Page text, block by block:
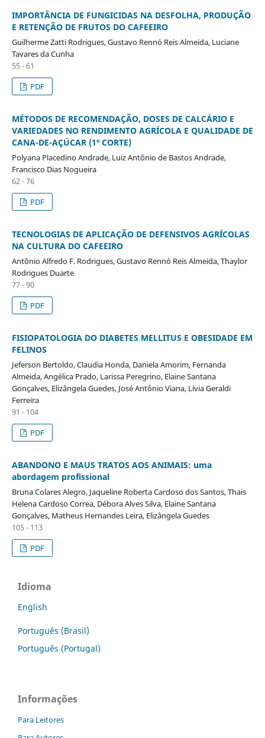
IMPORTÂNCIA DE FUNGICIDAS NA DESFOLHA, PRODUÇÃO
E RETENÇÃO DE FRUTOS DO CAFEEIRO
Guilherme Zatti Rodrigues, Gustavo Rennó Reis Almeida, Luciane
Tavares da Cunha
55 - 61
PDF
MÉTODOS DE RECOMENDAÇÃO, DOSES DE CALCÁRIO E
VARIEDADES NO RENDIMENTO AGRÍCOLA E QUALIDADE DE
CANA-DE-AÇÚCAR (1º CORTE)
Polyana Placedino Andrade, Luiz Antônio de Bastos Andrade,
Francisco Dias Nogueira
62 - 76
PDF
TECNOLOGIAS DE APLICAÇÃO DE DEFENSIVOS AGRÍCOLAS
NA CULTURA DO CAFEEIRO
Antônio Alfredo F. Rodrigues, Gustavo Rennó Reis Almeida, Thaylor
Rodrigues Duarte
77 - 90
PDF
FISIOPATOLOGIA DO DIABETES MELLITUS E OBESIDADE EM
FELINOS
Jeferson Bertoldo, Claudia Honda, Daniela Amorim, Fernanda
Almeida, Angélica Prado, Larissa Peregrino, Elaine Santana
Gonçalves, Elizângela Guedes, José Antônio Viana, Lívia Geraldi
Ferreira
91 - 104
PDF
ABANDONO E MAUS TRATOS AOS ANIMAIS: uma
abordagem profissional
Bruna Colares Alegro, Jaqueline Roberta Cardoso dos Santos, Thais
Helena Cardoso Correa, Débora Alves Silva, Elaine Santana
Gonçalves, Matheus Hernandes Leira, Elizângela Guedes
105 - 113
PDF
Idioma
English
Português (Brasil)
Português (Portugal)
Informações
Para Leitores